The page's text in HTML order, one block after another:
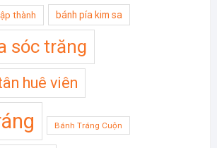
thành bánh pía kim sa
sóc trăng
huê viên
Bánh Tráng Cuộn